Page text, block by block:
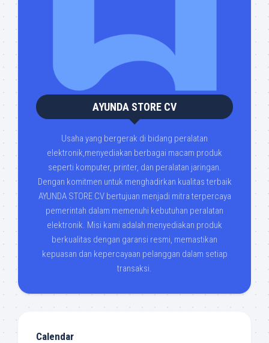
AYUNDA STORE CV
Usaha yang bergerak di bidang peralatan
elektronik,menyediakan berbagai macam produk
seperti komputer, printer, dan peralatan jaringan.
Dengan komitmen untuk menghadirkan kualitas terbaik
AYUNDA STORE CV bertujuan menjadi mitra terpercaya
pemerintah dalam memenuhi kebutuhan peralatan
elektronik. Misi kami adalah menyediakan produk
berkualitas dengan garansi resmi, memastikan
kepuasan dan kepercayaan pelanggan dalam setiap
transaksi.
Calendar